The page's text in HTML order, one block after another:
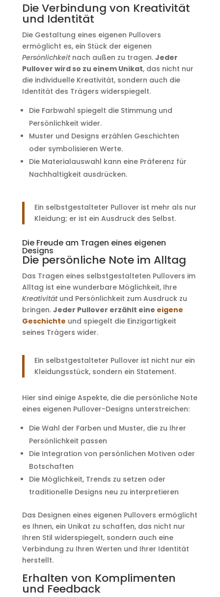
Die Verbindung von Kreativität
und Identität
Die Gestaltung eines eigenen Pullovers
ermöglicht es, ein Stück der eigenen
Persönlichkeitnach außen zu tragen. Jeder
Pullover wird so zu einem Unikat, das nicht nur
die individuelle Kreativität, sondern auch die
Identität des Trägers widerspiegelt.
Die Farbwahl spiegelt die Stimmung und
Persönlichkeit wider.
Muster und Designs erzählen Geschichten
oder symbolisieren Werte.
Die Materialauswahl kann eine Präferenz für
Nachhaltigkeit ausdrücken.
Ein selbstgestalteter Pullover ist mehr als nur
Kleidung; er ist ein Ausdruck des Selbst.
Die Freude am Tragen eines eigenen
Designs
Die persönliche Note im Alltag
Das Tragen eines selbstgestalteten Pullovers im
Alltag ist eine wunderbare Möglichkeit, Ihre
Kreativitätund Persönlichkeit zum Ausdruck zu
bringen. Jeder Pullover erzählt eine eigene
Geschichte und spiegelt die Einzigartigkeit
seines Trägers wider.
Ein selbstgestalteter Pullover ist nicht nur ein
Kleidungsstück, sondern ein Statement.
Hier sind einige Aspekte, die die persönliche Note
eines eigenen Pullover-Designs unterstreichen:
Die Wahl der Farben und Muster, die zu Ihrer
Persönlichkeit passen
Die Integration von persönlichen Motiven oder
Botschaften
Die Möglichkeit, Trends zu setzen oder
traditionelle Designs neu zu interpretieren
Das Designen eines eigenen Pullovers ermöglicht
es Ihnen, ein Unikat zu schaffen, das nicht nur
Ihren Stil widerspiegelt, sondern auch eine
Verbindung zu Ihren Werten und Ihrer Identität
herstellt.
Erhalten von Komplimenten
und Feedback